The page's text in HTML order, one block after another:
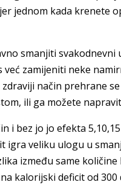
jednom kada krenete
smanjiti
zamijeniti neke
način prehrane
ili ga možete
i bez jo jo efekta
igra veliku ulogu u
između same
kalorijski deficit od